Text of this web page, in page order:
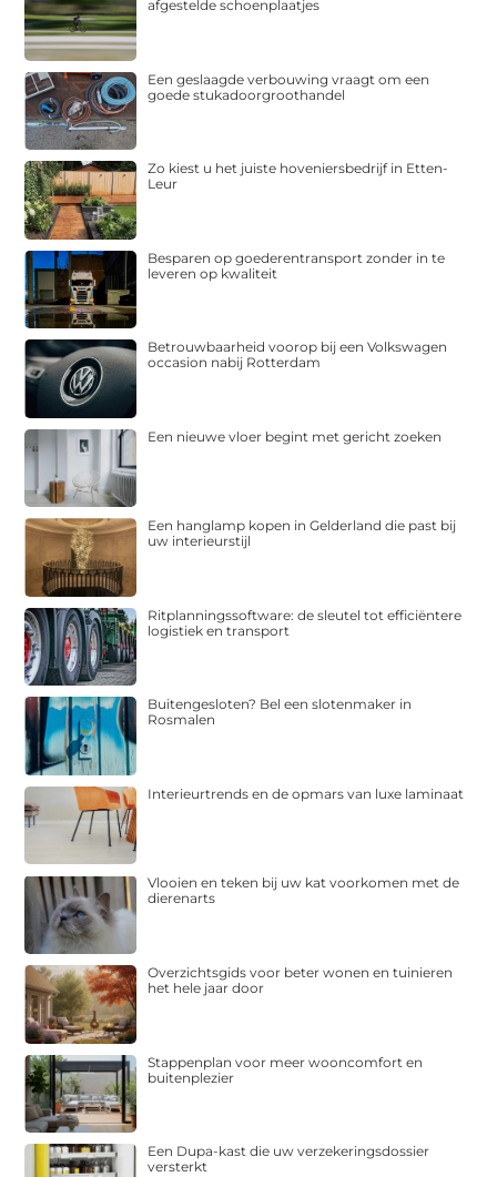
afgestelde schoenplaatjes
Een geslaagde verbouwing vraagt om een
goede stukadoorgroothandel
Zo kiest u het juiste hoveniersbedrijf in Etten-
Leur
Besparen op goederentransport zonder in te
leveren op kwaliteit
Betrouwbaarheid voorop bij een Volkswagen
occasion nabij Rotterdam
Een nieuwe vloer begint met gericht zoeken
Een hanglamp kopen in Gelderland die past bij
uw interieurstijl
Ritplanningssoftware: de sleutel tot efficiëntere
logistiek en transport
Buitengesloten? Bel een slotenmaker in
Rosmalen
Interieurtrends en de opmars van luxe laminaat
Vlooien en teken bij uw kat voorkomen met de
dierenarts
Overzichtsgids voor beter wonen en tuinieren
het hele jaar door
Stappenplan voor meer wooncomfort en
buitenplezier
Een Dupa-kast die uw verzekeringsdossier
versterkt